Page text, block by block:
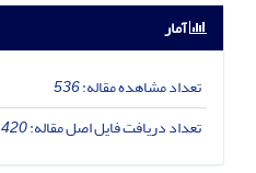
آمار
تعداد مشاهده مقاله:536
تعداد دریافت فایل اصل مقاله:420